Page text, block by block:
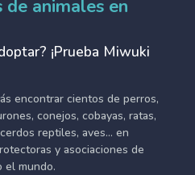
de animales en
¡Prueba Miwuki
encontrar cientos de perros,
conejos, cobayas, ratas,
reptiles, aves... en
y asociaciones de
el mundo.